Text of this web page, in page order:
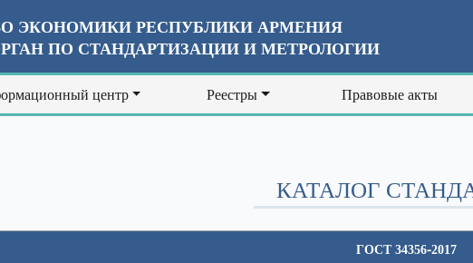
ЭКОНОМИКИ РЕСПУБЛИКИ АРМЕНИЯ
ПО СТАНДАРТИЗАЦИИ И МЕТРОЛОГИИ
центр Реестры Правовые акты
КАТАЛОГ
ГОСТ 34356-2017